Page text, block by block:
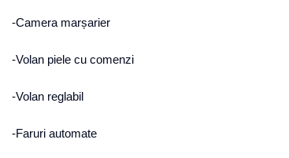
-Camera marșarier
-Volan piele cu comenzi
-Volan reglabil
-Faruri automate